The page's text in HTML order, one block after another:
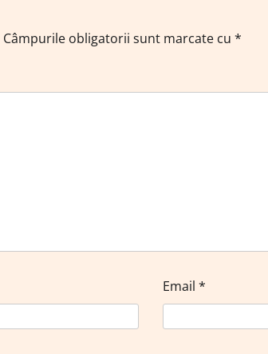
Câmpurile obligatorii sunt marcate cu *
Email *